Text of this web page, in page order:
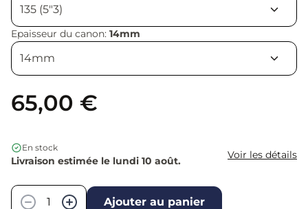
Epaisseur du canon: 14mm
65,00 €
En stock
Livraison estimée le lundi 10 août. Voir les détails
−
+ Ajouter au panier